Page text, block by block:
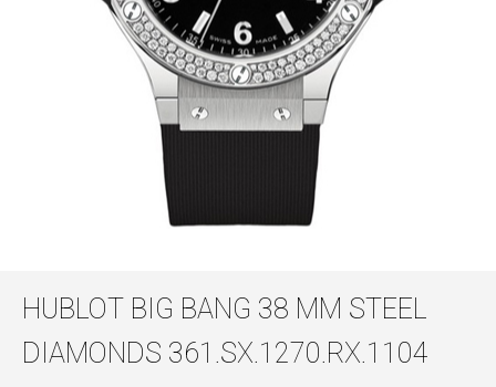
HUBLOT BIG BANG 38 MM STEEL
DIAMONDS 361.SX.1270.RX.1104